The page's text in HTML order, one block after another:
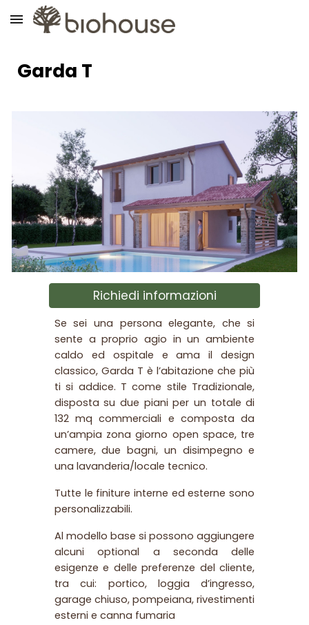
Skip to main content
Garda T
Richiedi informazioni
Se sei una persona elegante, che si
sente a proprio agio in un ambiente
caldo ed ospitale e ama il design
classico, Garda T è l’abitazione che più
ti si addice. T come stile Tradizionale,
disposta su due piani per un totale di
132 mq commerciali e composta da
un’ampia zona giorno open space, tre
camere, due bagni, un disimpegno e
una lavanderia/locale tecnico.
Tutte le finiture interne ed esterne sono
personalizzabili.
Al modello base si possono aggiungere
alcuni optional a seconda delle
esigenze e delle preferenze del cliente,
tra cui: portico, loggia d’ingresso,
garage chiuso, pompeiana, rivestimenti
esterni e canna fumaria